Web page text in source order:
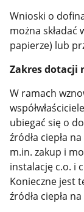
Wnioski o
można składać
papierze) lub
Zakres dotacji
W ramach
ubiegać się o
źródła ciepła
m.in. zakup i
instalację c.o. i
Konieczne jest
źródła ciepła